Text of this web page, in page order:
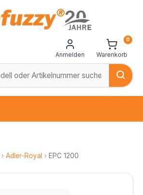
Anmelden Warenkorb
0
› Adler-Royal › EPC 1200